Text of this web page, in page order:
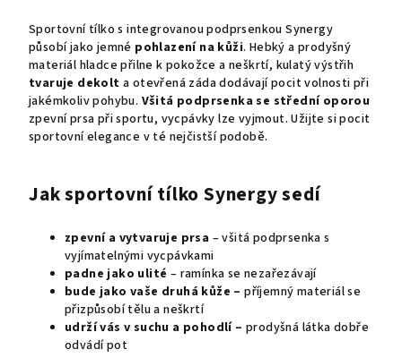
Sportovní tílko s integrovanou podprsenkou Synergy
působí jako jemné pohlazení na kůži. Hebký a prodyšný
materiál hladce přilne k pokožce a neškrtí, kulatý výstřih
tvaruje dekolt a otevřená záda dodávají pocit volnosti při
jakémkoliv pohybu. Všitá podprsenka se střední oporou
zpevní prsa při sportu, vycpávky lze vyjmout. Užijte si pocit
sportovní elegance v té nejčistší podobě.
Jak sportovní tílko Synergy sedí
zpevní a vytvaruje prsa – všitá podprsenka s
vyjímatelnými vycpávkami
padne jako ulité – ramínka se nezařezávají
bude jako vaše druhá kůže – příjemný materiál se
přizpůsobí tělu a neškrtí
udrží vás v suchu a pohodlí – prodyšná látka dobře
odvádí pot